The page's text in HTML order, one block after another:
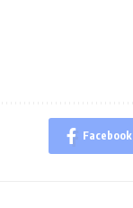
Facebook